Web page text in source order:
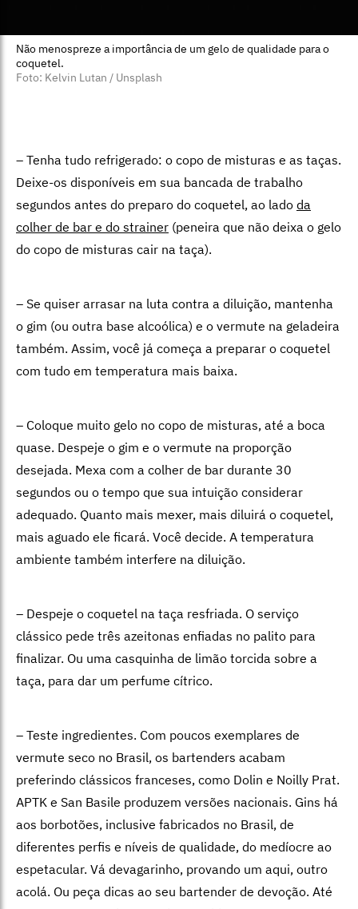
Não menospreze a importância de um gelo de qualidade para o
coquetel.
Foto: Kelvin Lutan / Unsplash
– Tenha tudo refrigerado: o copo de misturas e as taças.
Deixe-os disponíveis em sua bancada de trabalho
segundos antes do preparo do coquetel, ao lado da
colher de bar e do strainer (peneira que não deixa o gelo
do copo de misturas cair na taça).
– Se quiser arrasar na luta contra a diluição, mantenha
o gim (ou outra base alcoólica) e o vermute na geladeira
também. Assim, você já começa a preparar o coquetel
com tudo em temperatura mais baixa.
– Coloque muito gelo no copo de misturas, até a boca
quase. Despeje o gim e o vermute na proporção
desejada. Mexa com a colher de bar durante 30
segundos ou o tempo que sua intuição considerar
adequado. Quanto mais mexer, mais diluirá o coquetel,
mais aguado ele ficará. Você decide. A temperatura
ambiente também interfere na diluição.
– Despeje o coquetel na taça resfriada. O serviço
clássico pede três azeitonas enfiadas no palito para
finalizar. Ou uma casquinha de limão torcida sobre a
taça, para dar um perfume cítrico.
– Teste ingredientes. Com poucos exemplares de
vermute seco no Brasil, os bartenders acabam
preferindo clássicos franceses, como Dolin e Noilly Prat.
APTK e San Basile produzem versões nacionais. Gins há
aos borbotões, inclusive fabricados no Brasil, de
diferentes perfis e níveis de qualidade, do medíocre ao
espetacular. Vá devagarinho, provando um aqui, outro
acolá. Ou peça dicas ao seu bartender de devoção. Até